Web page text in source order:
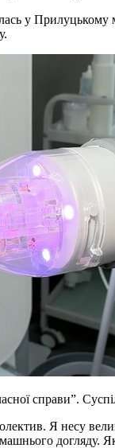
у
справи”.
Я несу
догляду.